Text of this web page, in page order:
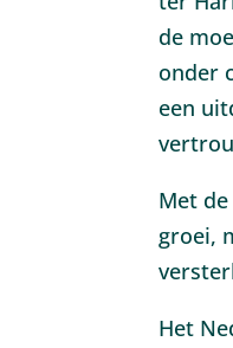
de
onder
een
Met
groei,
Het